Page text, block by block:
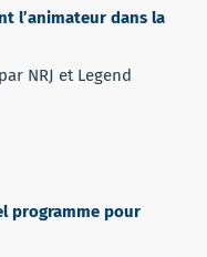
l’animateur dans la
NRJ et Legend
programme pour